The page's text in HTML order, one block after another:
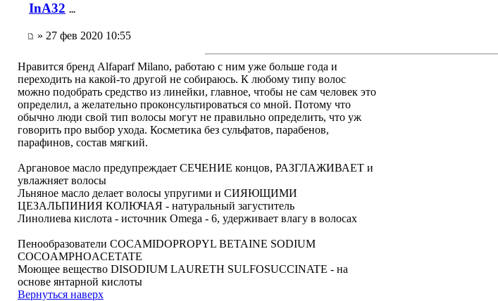
InA32 ...
» 27 фев 2020 10:55
Нравится бренд Alfaparf Milano, работаю с ним уже больше года и
переходить на какой-то другой не собираюсь. К любому типу волос
можно подобрать средство из линейки, главное, чтобы не сам человек это
определил, а желательно проконсультироваться со мной. Потому что
обычно люди свой тип волосы могут не правильно определить, что уж
говорить про выбор ухода. Косметика без сульфатов, парабенов,
парафинов, состав мягкий.
Аргановое масло предупреждает СЕЧЕНИЕ концов, РАЗГЛАЖИВАЕТ и
увлажняет волосы
Льняное масло делает волосы упругими и СИЯЮЩИМИ
ЦЕЗАЛЬПИНИЯ КОЛЮЧАЯ - натуральный загуститель
Линолиева кислота - источник Omega - 6, удерживает влагу в волосах
Пенообразователи COCAMIDOPROPYL BETAINE SODIUM
COCOAMPHOACETATE
Моющее вещество DISODIUM LAURETH SULFOSUCCINATE - на
основе янтарной кислоты
Вернуться наверх